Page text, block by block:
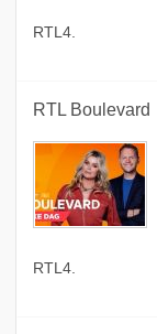
RTL4.
RTL Boulevard
RTL4.